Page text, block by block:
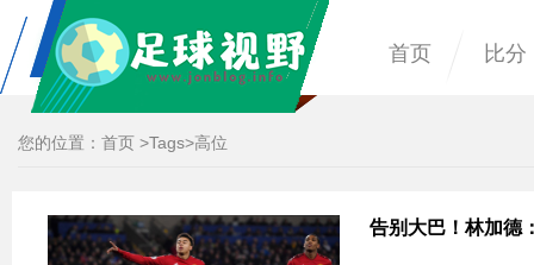
首页 比分
您的位置： 首页 >Tags>高位
告别大巴！林加德